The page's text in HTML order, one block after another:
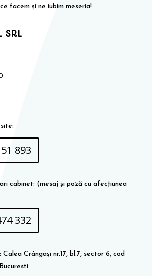
facem și ne iubim meseria!
SRL
893
cabinet: (mesaj și poză cu afecțiunea
332
Calea Crângași nr.17, bl.7, sector 6, cod